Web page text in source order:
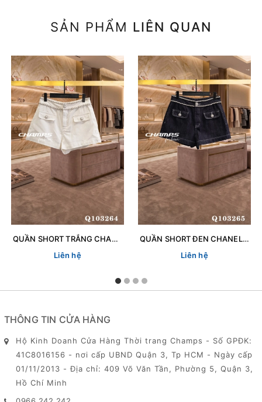
SẢN PHẨM LIÊN QUAN
QUẦN SHORT TRẮNG CHANEL 103264
Liên hệ
QUẦN SHORT ĐEN CHANEL 103265
Liên hệ
THÔNG TIN CỬA HÀNG
Hộ Kinh Doanh Cửa Hàng Thời trang Champs - Số GPĐK:
41C8016156 - nơi cấp UBND Quận 3, Tp HCM - Ngày cấp
01/11/2013 - Địa chỉ: 409 Võ Văn Tần, Phường 5, Quận 3,
Hồ Chí Minh